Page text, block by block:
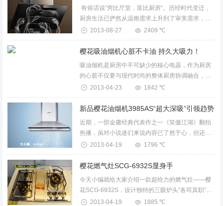
有俗话说“穷比厅堂，富比厨房”。历经时代变迁，
厨房生活已俨然从温饱需求上升到了审美需求，中
国人对于厨房的要求上升到了精神层面。现代厨房
既要求实用又要求美观，并能彰显...
2013-08-27 2409 ℃
樱花吸油烟机心脏不卡油 持久大吸力！
吸油烟机是厨房中不可缺少的核心电器，作为厨房
的心脏不仅要与现代时尚的整体厨房协调融合，更
要保持强劲大吸力、吸尽厨房油烟。让每位家庭“煮
妇”、“煮男”在没...
2013-04-23 1842 ℃
新品樱花油烟机3985AS“超大深吸”引领趋势
近期，一部金庸经典代表作之一《笑傲江湖》翻拍
热播，虽对小说迷们来说内容已了然于心，但还是
会对“英雄”、“美人”、“江湖”等有不同...
2013-04-19 1796 ℃
樱花燃气灶SCG-6932S显身手
今天小编就给大家介绍一款超给力的燃气灶——樱
花SCG-6932S，设计独特的三眼炉头“各司其职”，
给烹饪带来全新体验，让我们在获得烹饪乐趣的同
2013-04-19 1885 ℃